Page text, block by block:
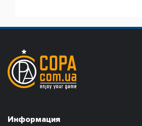
Информация